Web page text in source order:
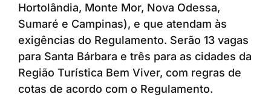
Hortolândia, Monte Mor, Nova Odessa,
Sumaré e Campinas), e que atendam às
exigências do Regulamento. Serão 13 vagas
para Santa Bárbara e três para as cidades da
Região Turística Bem Viver, com regras de
cotas de acordo com o Regulamento.